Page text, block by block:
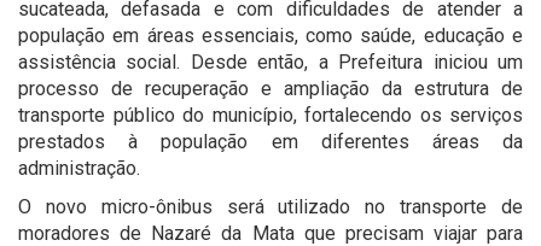
sucateada, defasada e com dificuldades de atender a
população em áreas essenciais, como saúde, educação e
assistência social. Desde então, a Prefeitura iniciou um
processo de recuperação e ampliação da estrutura de
transporte público do município, fortalecendo os serviços
prestados à população em diferentes áreas da
administração.
O novo micro-ônibus será utilizado no transporte de
moradores de Nazaré da Mata que precisam viajar para